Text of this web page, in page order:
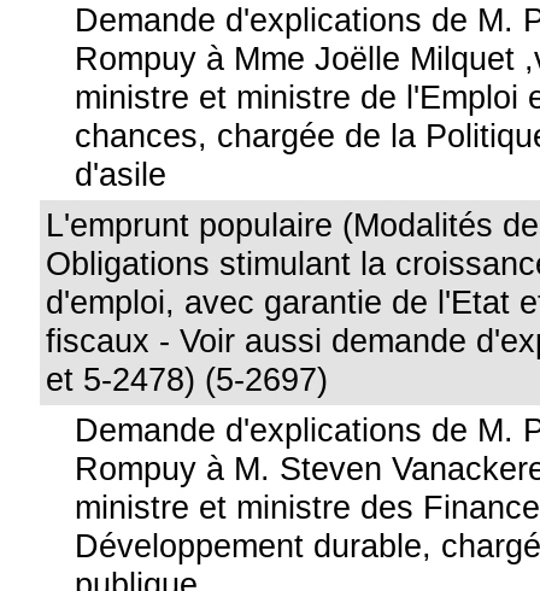
Demande d'explications de M.
Rompuy à Mme Joëlle Milquet
ministre et ministre de l'Emploi
chances, chargée de la
d'asile
L'emprunt populaire (Modalités
Obligations stimulant la
d'emploi, avec garantie de l'Etat
fiscaux - Voir aussi demande
et 5-2478) (5-2697)
Demande d'explications de M.
Rompuy à M. Steven
ministre et ministre des
Développement durable,